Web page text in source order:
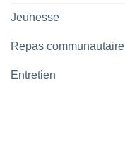
Jeunesse
Repas communautaire
Entretien